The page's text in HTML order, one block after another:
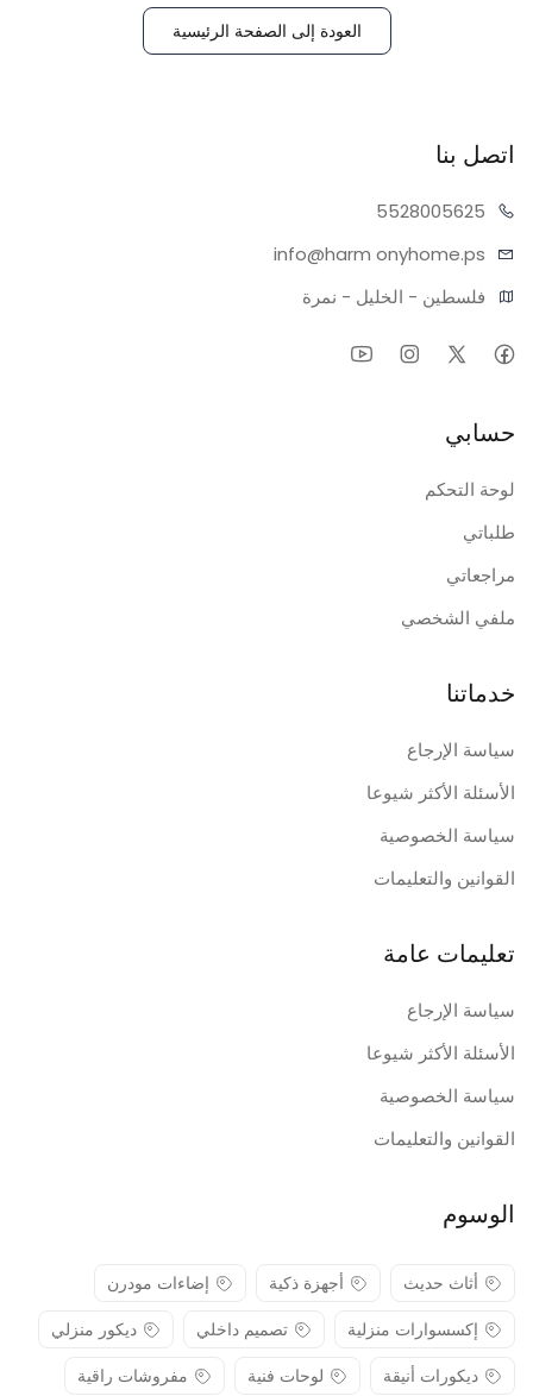
العودة إلى الصفحة الرئيسية
اتصل بنا
05625
55280
info@harm onyhome.ps
فلسطين - الخليل - نمرة
حسابي
لوحة التحكم
طلباتي
مراجعاتي
ملفي الشخصي
خدماتنا
سياسة الإرجاع
الأسئلة الأكثر شيوعا
سياسة الخصوصية
القوانين والتعليمات
تعليمات عامة
سياسة الإرجاع
الأسئلة الأكثر شيوعا
سياسة الخصوصية
القوانين والتعليمات
الوسوم
أثاث حديث أجهزة ذكية
إضاءات مودرن
إكسسوارات منزلية
تصميم داخلي
ديكور منزلي
ديكورات أنيقة
لوحات فنية مفروشات راقية